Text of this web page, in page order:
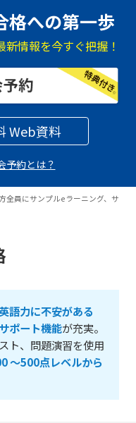
格への第一歩
情報を今すぐ把握！
Web資料
予約とは？
全員にサンプルeラーニング、サ
英語力に不安がある
ポート機能が充実。
ト、問題演習を使用
～500点レベルから